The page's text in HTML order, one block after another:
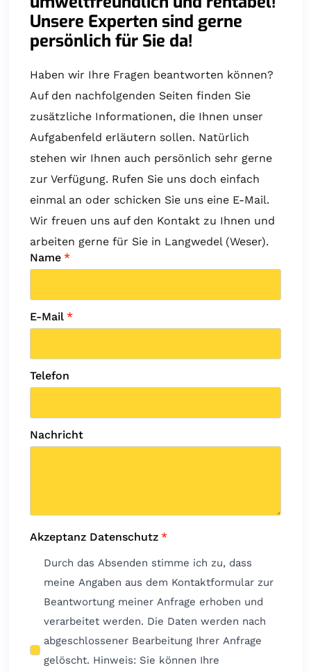
Unsere Experten sind gerne
persönlich für Sie da!
Haben wir Ihre Fragen beantworten können?
Auf den nachfolgenden Seiten finden Sie
zusätzliche Informationen, die Ihnen unser
Aufgabenfeld erläutern sollen. Natürlich
stehen wir Ihnen auch persönlich sehr gerne
zur Verfügung. Rufen Sie uns doch einfach
einmal an oder schicken Sie uns eine E-Mail.
Wir freuen uns auf den Kontakt zu Ihnen und
arbeiten gerne für Sie in Langwedel (Weser).
Name *
E-Mail *
Telefon
Nachricht
Akzeptanz Datenschutz *
Durch das Absenden stimme ich zu, dass
meine Angaben aus dem Kontaktformular zur
Beantwortung meiner Anfrage erhoben und
verarbeitet werden. Die Daten werden nach
abgeschlossener Bearbeitung Ihrer Anfrage
gelöscht. Hinweis: Sie können Ihre